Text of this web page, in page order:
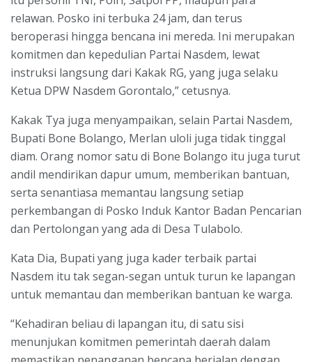
relawan. Posko ini terbuka 24 jam, dan terus
beroperasi hingga bencana ini mereda. Ini merupakan
komitmen dan kepedulian Partai Nasdem, lewat
instruksi langsung dari Kakak RG, yang juga selaku
Ketua DPW Nasdem Gorontalo,” cetusnya.
Kakak Tya juga menyampaikan, selain Partai Nasdem,
Bupati Bone Bolango, Merlan uloli juga tidak tinggal
diam. Orang nomor satu di Bone Bolango itu juga turut
andil mendirikan dapur umum, memberikan bantuan,
serta senantiasa memantau langsung setiap
perkembangan di Posko Induk Kantor Badan Pencarian
dan Pertolongan yang ada di Desa Tulabolo.
Kata Dia, Bupati yang juga kader terbaik partai
Nasdem itu tak segan-segan untuk turun ke lapangan
untuk memantau dan memberikan bantuan ke warga.
“Kehadiran beliau di lapangan itu, di satu sisi
menunjukan komitmen pemerintah daerah dalam